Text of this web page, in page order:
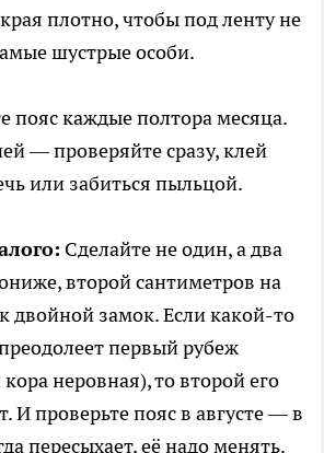
плотно, чтобы под ленту не
шустрые особи.
пояс каждые полтора месяца.
— проверяйте сразу, клей
или забиться пыльцой.
Сделайте не один, а два
второй сантиметров на
двойной замок. Если какой-то
первый рубеж
кора неровная), то второй его
И проверьте пояс в августе — в
пересыхает, её надо менять.